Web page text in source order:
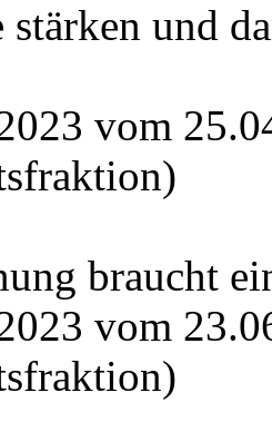
stärken und
vom
braucht
vom